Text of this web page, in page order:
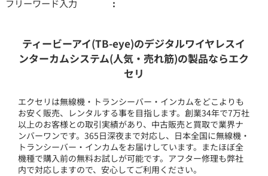
フリーワード入力
ティービーアイ(TB-eye)のデジタルワイヤレスイ
ンターカムシステム(人気・売れ筋)の製品ならエク
セリ
エクセリは無線機・トランシーバー・インカムをどこよりも
お安く販売、レンタルする事を目指します。創業34年で7万社
以上のお客様との取引実績があり、中古販売と買取で業界ナ
ンバーワンです。365日深夜まで対応し、日本全国に無線機・
トランシーバー・インカムをお届けしています。またほぼ全
機種で購入前の無料お試しが可能です。アフター修理も弊社
内で対応しますので、安心してご利用ください。